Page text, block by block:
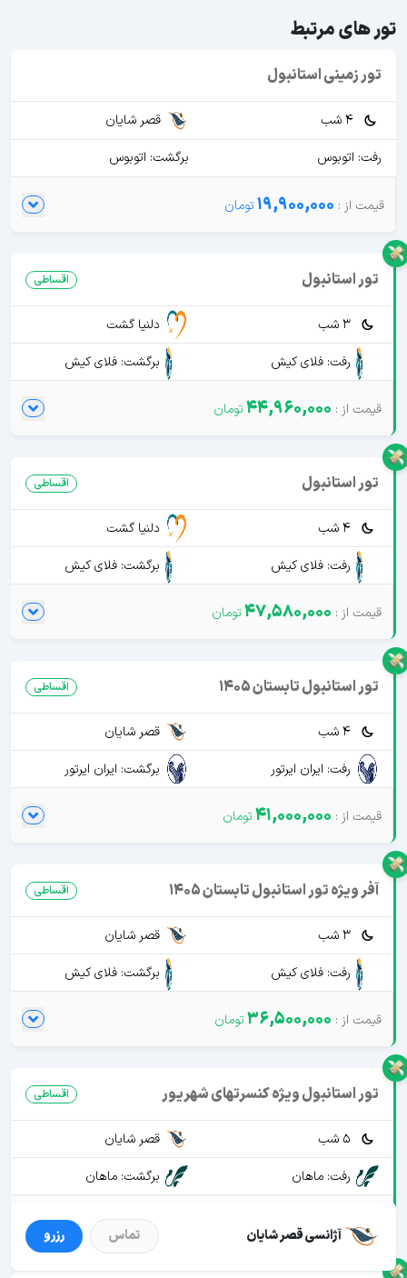
تور های مرتبط
تور زمینی استانبول
4 شب
قصر شایان
رفت: اتوبوس
برگشت: اتوبوس
19,900,000
تور استانبول اقساطی
3 شب
دلنیا گشت
رفت: فلای کیش
برگشت: فلای کیش
44,960,000
تور استانبول اقساطی
4 شب
دلنیا گشت
رفت: فلای کیش
برگشت: فلای کیش
47,580,000
تور استانبول تابستان 1405 اقساطی
4 شب
قصر شایان
رفت: ایران ایرتور
برگشت: ایران ایرتور
41,000,000
آفر ویژه تور استانبول تابستان 1405 اقساطی
3 شب
قصر شایان
رفت: فلای کیش
برگشت: فلای کیش
36,500,000
تور استانبول ویژه کنسرتهای شهریور اقساطی
5 شب
قصر شایان
رفت: ماهان
برگشت: ماهان
54,250,000
آژانسی قصر شایان تماس رزرو